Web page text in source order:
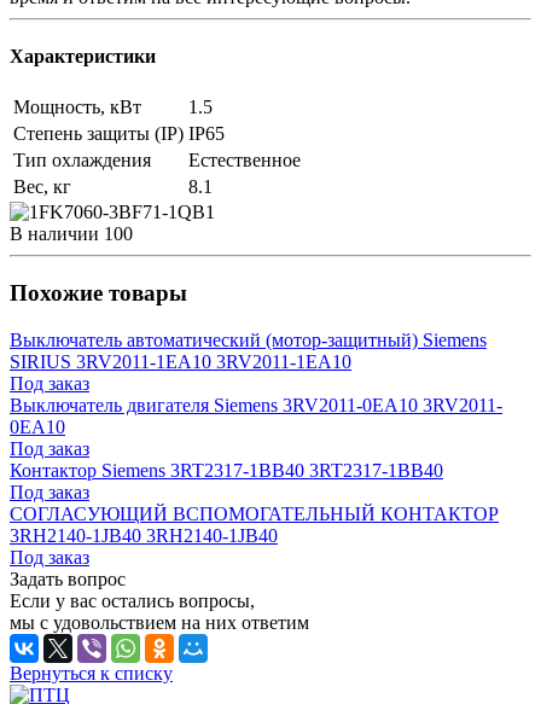
Характеристики
Мощность, кВт
1.5
Степень защиты (IP) IP65
Тип охлаждения
Естественное
Вес, кг
8.1
В наличии 100
Похожие товары
Выключатель автоматический (мотор-защитный) Siemens
SIRIUS 3RV2011-1EA10 3RV2011-1EA10
Под заказ
Выключатель двигателя Siemens 3RV2011-0EA10 3RV2011-
0EA10
Под заказ
Контактор Siemens 3RT2317-1BB40 3RT2317-1BB40
Под заказ
СОГЛАСУЮЩИЙ ВСПОМОГАТЕЛЬНЫЙ КОНТАКТОР
3RH2140-1JB40 3RH2140-1JB40
Под заказ
Задать вопрос
Если у вас остались вопросы,
мы с удовольствием на них ответим
Вернуться к списку